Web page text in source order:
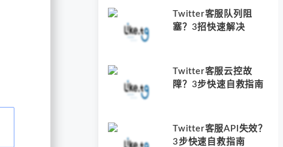
Twitter客服队列阻
塞？3招快速解决
Twitter客服云控故
障？3步快速自救指南
Twitter客服API失效？
3步快速自救指南